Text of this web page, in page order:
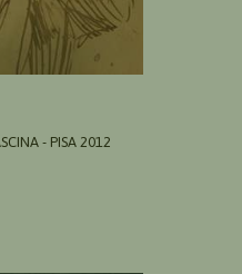
- PISA 2012